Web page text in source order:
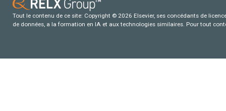
Tout le contenu de ce site: Copyright © 2026 Elsevier, ses concédants de
de données, a la formation en IA et aux technologies similaires. Pour tout